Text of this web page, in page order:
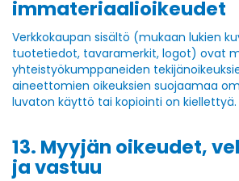
immateriaalioikeudet
Verkkokaupan sisältö (mukaan lukien
tuotetiedot, tavaramerkit, logot) ovat
yhteistyökumppaneiden
aineettomien oikeuksien suojaamaa
luvaton käyttö tai kopiointi on kiellettyä.
13. Myyjän oikeudet,
ja vastuu